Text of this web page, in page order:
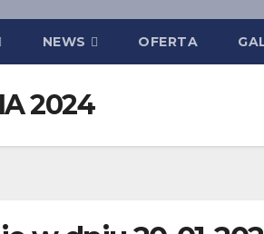
NEWS OFERTA
2024